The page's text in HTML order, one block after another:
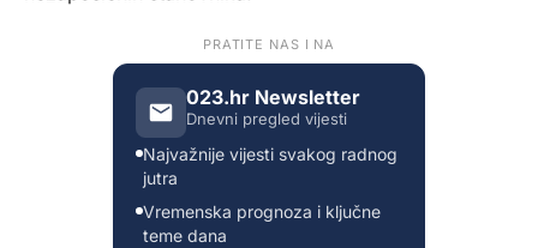
PRATITE NAS I NA
023.hr Newsletter
Dnevni pregled vijesti
Najvažnije vijesti svakog radnog
jutra
Vremenska prognoza i ključne
teme dana